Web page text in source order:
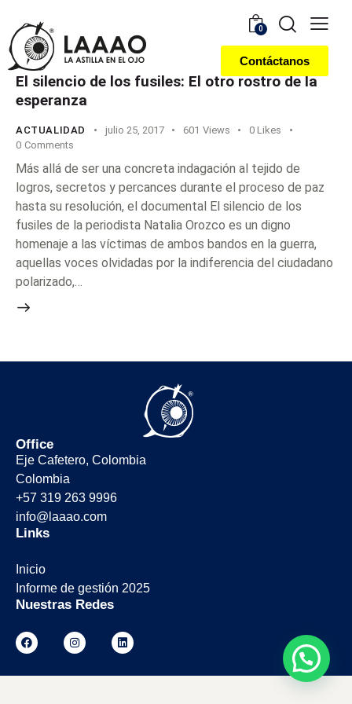
0
Contáctanos
El silencio de los fusiles: El otro rostro de la
esperanza
ACTUALIDAD julio 25, 2017 601 Views 0 Likes
0 Comments
Más allá de ser una concreta indagación al tejido de
logros, secretos y percances durante el proceso de paz
hasta su resolución, el documental El silencio de los
fusiles de la periodista Natalia Orozco es un digno
homenaje a las víctimas de ambos bandos en la guerra,
aquellas voces olvidadas por la indiferencia del ciudadano
polarizado,…
Office
Eje Cafetero, Colombia
Colombia
+57 319 263 9996
info@laaao.com
Links
Inicio
Informe de gestión 2025
Nuestras Redes